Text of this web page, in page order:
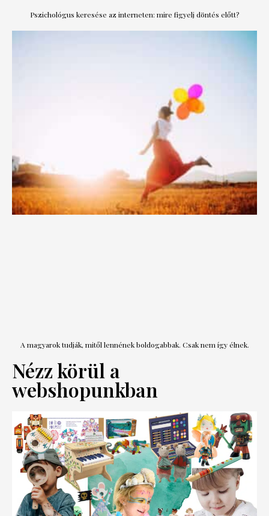
Pszichológus keresése az interneten: mire figyelj döntés előtt?
A magyarok tudják, mitől lennének boldogabbak. Csak nem így élnek.
Nézz körül a
webshopunkban